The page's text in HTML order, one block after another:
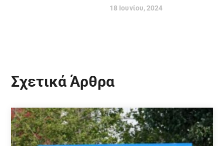
18 Ιουνίου, 2024
Σχετικά Άρθρα